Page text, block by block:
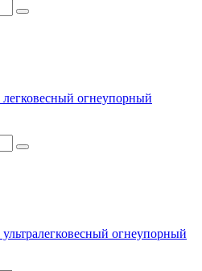
огнеупорный
огнеупорный